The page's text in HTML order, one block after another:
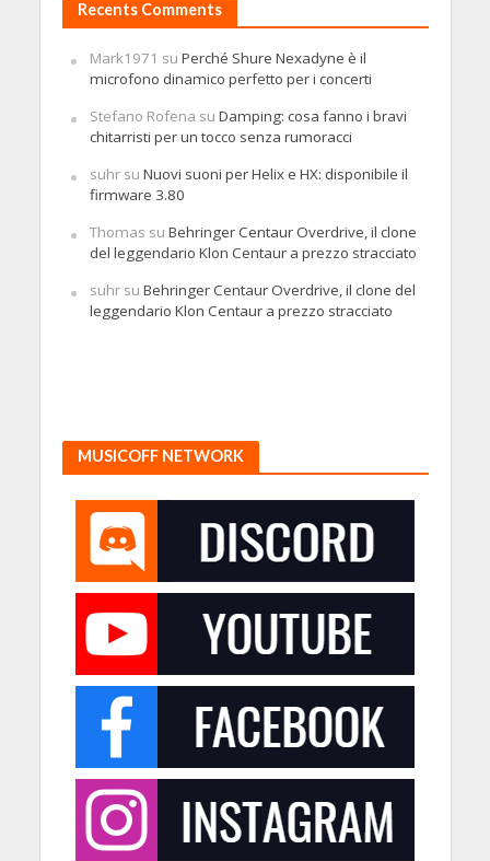
Recents Comments
Mark1971 su Perché Shure Nexadyne è il
microfono dinamico perfetto per i concerti
Stefano Rofena su Damping: cosa fanno i bravi
chitarristi per un tocco senza rumoracci
suhrsu Nuovi suoni per Helix e HX: disponibile il
firmware 3.80
Thomas su Behringer Centaur Overdrive, il clone
del leggendario Klon Centaur a prezzo stracciato
suhrsu Behringer Centaur Overdrive, il clone del
leggendario Klon Centaur a prezzo stracciato
MUSICOFF NETWORK